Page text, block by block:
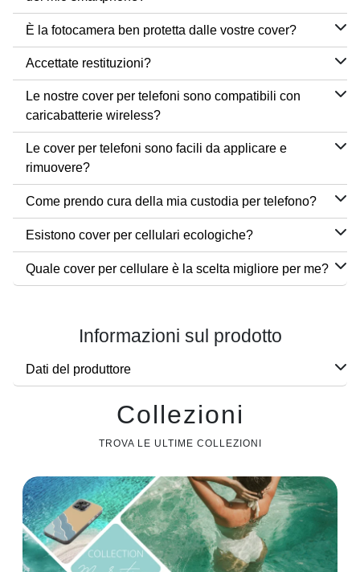
È la fotocamera ben protetta dalle vostre cover?
Accettate restituzioni?
Le nostre cover per telefoni sono compatibili con
caricabatterie wireless?
Le cover per telefoni sono facili da applicare e
rimuovere?
Come prendo cura della mia custodia per telefono?
Esistono cover per cellulari ecologiche?
Quale cover per cellulare è la scelta migliore per me?
Informazioni sul prodotto
Dati del produttore
Collezioni
TROVA LE ULTIME COLLEZIONI